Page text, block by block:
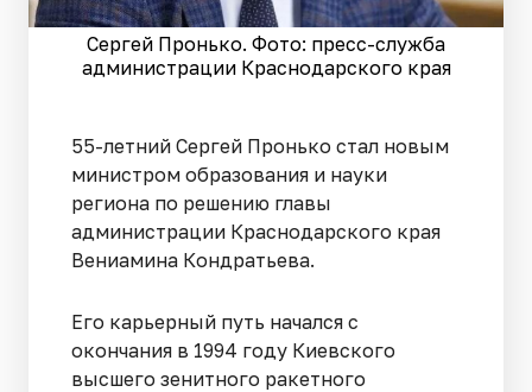
Сергей Пронько. Фото: пресс-служба
администрации Краснодарского края
55-летний Сергей Пронько стал новым
министром образования и науки
региона по решению главы
администрации Краснодарского края
Вениамина Кондратьева.
Его карьерный путь начался с
окончания в 1994 году Киевского
высшего зенитного ракетного